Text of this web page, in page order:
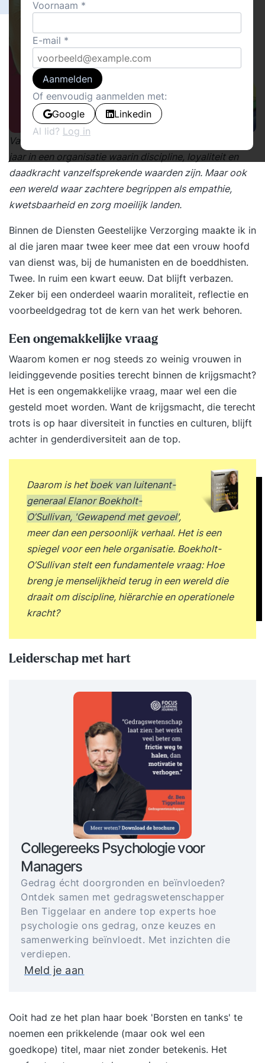
Van 1999 tot 2025 werkte ik bij Defensie. Zesentwintig
jaar in een organisatie waarin discipline, loyaliteit en
daadkracht vanzelfsprekende waarden zijn. Maar ook
een wereld waar zachtere begrippen als empathie,
kwetsbaarheid en zorg moeilijk landen.
Binnen de Diensten Geestelijke Verzorging maakte ik in
al die jaren maar twee keer mee dat een vrouw hoofd
van dienst was, bij de humanisten en de boeddhisten.
Twee. In ruim een kwart eeuw. Dat blijft verbazen.
Zeker bij een onderdeel waarin moraliteit, reflectie en
voorbeeldgedrag tot de kern van het werk behoren.
Een ongemakkelijke vraag
Waarom komen er nog steeds zo weinig vrouwen in
leidinggevende posities terecht binnen de krijgsmacht?
Het is een ongemakkelijke vraag, maar wel een die
gesteld moet worden. Want de krijgsmacht, die terecht
trots is op haar diversiteit in functies en culturen, blijft
achter in genderdiversiteit aan de top.
Daarom is het boek van luitenant-
generaal Elanor Boekholt-
O’Sullivan, 'Gewapend met gevoel',
meer dan een persoonlijk verhaal. Het is een
spiegel voor een hele organisatie. Boekholt-
O’Sullivan stelt een fundamentele vraag: Hoe
breng je menselijkheid terug in een wereld die
draait om discipline, hiërarchie en operationele
kracht?
Leiderschap met hart
Collegereeks Psychologie voor
Managers
Gedrag écht doorgronden en beïnvloeden?
Ontdek samen met gedragswetenschapper
Ben Tiggelaar en andere top experts hoe
psychologie ons gedrag, onze keuzes en
samenwerking beïnvloedt. Met inzichten die
verdiepen.
Meld je aan
Ooit had ze het plan haar boek 'Borsten en tanks' te
noemen een prikkelende (maar ook wel een
goedkope) titel, maar niet zonder betekenis. Het
Voornaam
E-mail
Aanmelden
Of eenvoudig aanmelden met:
Google
Linkedin
Al lid? Log in